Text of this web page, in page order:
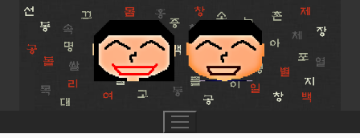
Skip
content